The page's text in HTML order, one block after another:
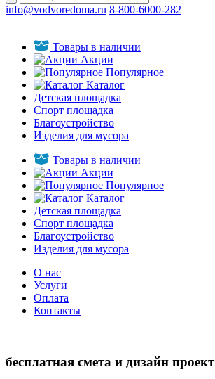
info@vodvoredoma.ru 8-800-6000-282
Товары в наличии
Акции
Популярное
Каталог
Детская площадка
Спорт площадка
Благоустройство
Изделия для мусора
Товары в наличии
Акции
Популярное
Каталог
Детская площадка
Спорт площадка
Благоустройство
Изделия для мусора
О нас
Услуги
Оплата
Контакты
бесплатная смета и дизайн проект